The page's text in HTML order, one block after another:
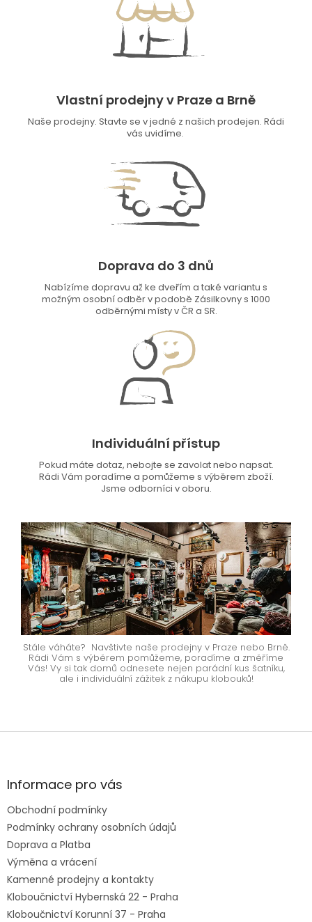
Vlastní prodejny v Praze a Brně
Naše prodejny. Stavte se v jedné z našich prodejen. Rádi
vás uvidíme.
Doprava do 3 dnů
Nabízíme dopravu až ke dveřím a také variantu s
možným osobní odběr v podobě Zásilkovny s 1000
odběrnými místy v ČR a SR.
Individuální přístup
Pokud máte dotaz, nebojte se zavolat nebo napsat.
Rádi Vám poradíme a pomůžeme s výběrem zboží.
Jsme odborníci v oboru.
Stále váháte? Navštivte naše prodejny v Praze nebo Brně.
Rádi Vám s výběrem pomůžeme, poradíme a změříme
Vás! Vy si tak domů odnesete nejen parádní kus šatníku,
ale i individuální zážitek z nákupu klobouků!
Z
aInformace pro vás
Obchodní podmínky
Podmínky ochrany osobních údajů
Doprava a Platba
Výměna a vrácení
Kamenné prodejny a kontakty
Kloboučnictví Hybernská 22 - Praha
Kloboučnictví Korunní 37 - Praha